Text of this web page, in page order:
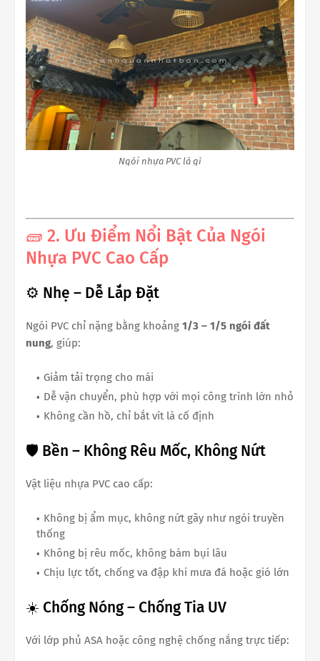
Ngói nhựa PVC là gì
🧱 2. Ưu Điểm Nổi Bật Của Ngói
Nhựa PVC Cao Cấp
⚙️ Nhẹ – Dễ Lắp Đặt
Ngói PVC chỉ nặng bằng khoảng 1/3 – 1/5 ngói đất
nung, giúp:
Giảm tải trọng cho mái
Dễ vận chuyển, phù hợp với mọi công trình lớn nhỏ
Không cần hồ, chỉ bắt vít là cố định
🛡️ Bền – Không Rêu Mốc, Không Nứt
Vật liệu nhựa PVC cao cấp:
Không bị ẩm mục, không nứt gãy như ngói truyền
thống
Không bị rêu mốc, không bám bụi lâu
Chịu lực tốt, chống va đập khi mưa đá hoặc gió lớn
☀️ Chống Nóng – Chống Tia UV
Với lớp phủ ASA hoặc công nghệ chống nắng trực tiếp: